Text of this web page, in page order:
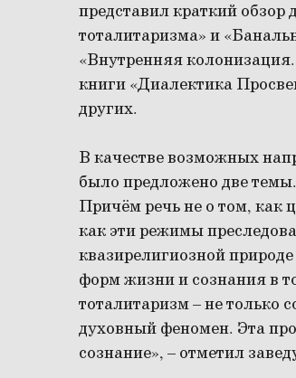
представил краткий
тоталитаризма» и
«Внутренняя
книги «Диалектика
других.
В качестве возможных
было предложено две
Причём речь не о том, как
как эти режимы
квазирелигиозной
форм жизни и сознания в
тоталитаризм – не только
духовный феномен. Эта
сознание», – отметил